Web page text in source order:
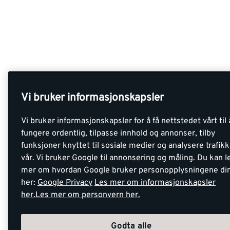
Vi bruker informasjonskapsler
Vi bruker informasjonskapsler for å få nettstedet vårt til
fungere ordentlig, tilpasse innhold og annonser, tilby
funksjoner knyttet til sosiale medier og analysere
vår. Vi bruker Google til annonsering og måling. Du kan
mer om hvordan Google bruker personopplysningene
her: Google Privacy Les mer om informasjonskapsler
her.Les mer om personvern her.
Godta alle